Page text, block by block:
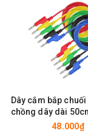
Dây
Dây cắm bắp
chồng dây dài
thiết bị lắp ráp
48.000₫